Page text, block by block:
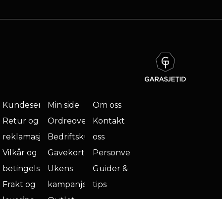
Kundeservice
Retur og
reklamasjon
Vilkår og
betingelser
Frakt og
Min side
Ordreoversikt
Bedriftskunde
Gavekort
Ukens
kampanje
Om oss
Kontakt
oss
Personvern
Guider &
tips